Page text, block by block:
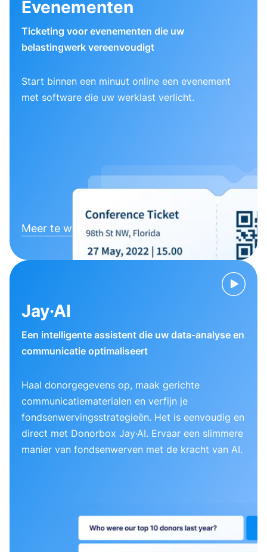
Evenementen
Ticketing voor evenementen die uw
belastingwerk vereenvoudigt
Start binnen een minuut online een evenement
met software die uw werklast verlicht.
Meer te weten komen
Jay·AI
Een intelligente assistent die uw data-analyse en
communicatie optimaliseert
Haal donorgegevens op, maak gerichte
communicatiematerialen en verfijn je
fondsenwervingsstrategieën. Het is eenvoudig en
direct met Donorbox Jay·AI. Ervaar een slimmere
manier van fondsenwerven met de kracht van AI.